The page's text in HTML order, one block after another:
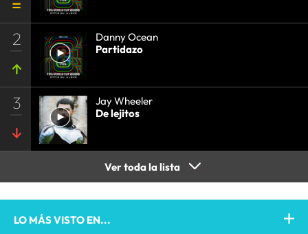
2
Danny Ocean
Partidazo
3
Jay Wheeler
De lejitos
Ver toda la lista
LO MÁS VISTO EN...